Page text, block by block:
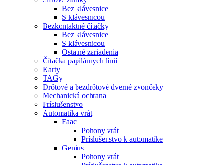
Bez klávesnice
S klávesnicou
Bezkontaktné čítačky
Bez klávesnice
S klávesnicou
Ostatné zariadenia
Čítačka papilárnych línií
Karty
TAGy
Drôtové a bezdrôtové dverné zvončeky
Mechanická ochrana
Príslušenstvo
Automatika vrát
Faac
Pohony vrát
Príslušenstvo k automatike
Genius
Pohony vrát